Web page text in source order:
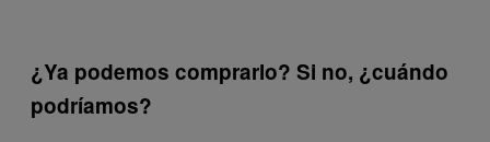
¿Ya podemos comprarlo? Si no, ¿cuándo
podríamos?